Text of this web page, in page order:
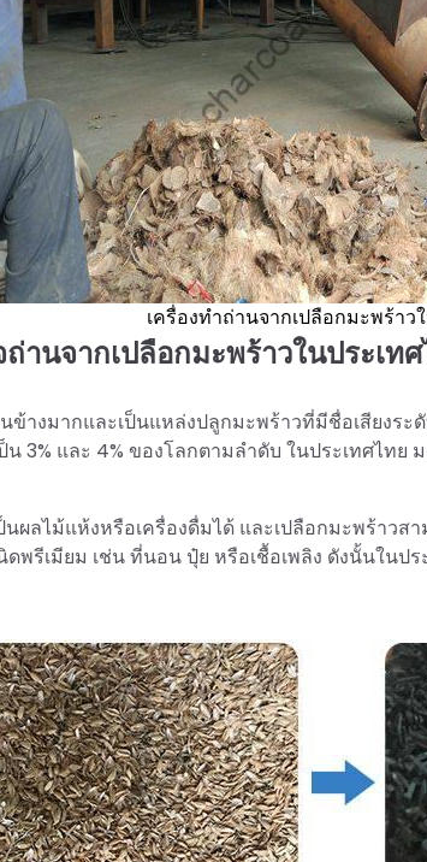
เครื่องทำถ่านจากเปลือกมะพร้าว
านจากเปลือกมะพร้าวในประเท
ข้างมากและเป็นแหล่งปลูกมะพร้าวที่มีชื่อเสียงร
3% และ 4% ของโลกตามลำดับ ในประเทศไท
นผลไม้แห้งหรือเครื่องดื่มได้ และเปลือกมะพร้าว
รีเมียม เช่น ที่นอน ปุ๋ย หรือเชื้อเพลิง ดังนั้นในปร